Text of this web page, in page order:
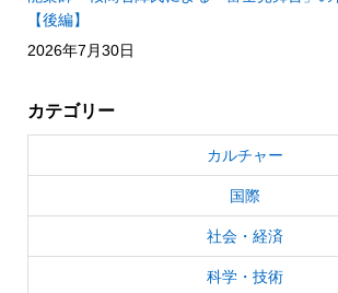
【後編】
2026年7月30日
カテゴリー
カルチャー
国際
社会・経済
科学・技術